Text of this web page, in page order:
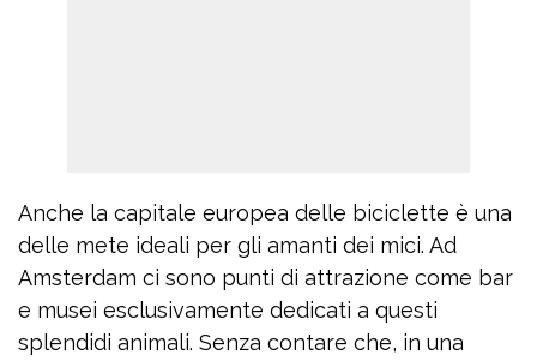
Anche la capitale europea delle biciclette è una
delle mete ideali per gli amanti dei mici. Ad
Amsterdam ci sono punti di attrazione come bar
e musei esclusivamente dedicati a questi
splendidi animali. Senza contare che, in una